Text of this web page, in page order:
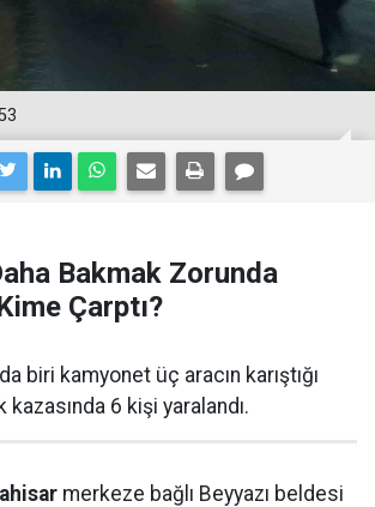
Bakmak Zorunda
Çarptı?
biri kamyonet üç aracın karıştığı
6 kişi yaralandı.
merkeze bağlı Beyyazı beldesi